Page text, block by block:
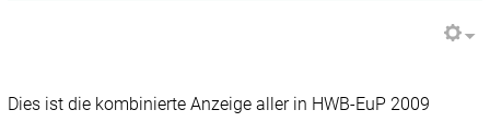
Dies ist die kombinierte Anzeige aller in HWB-EuP 2009